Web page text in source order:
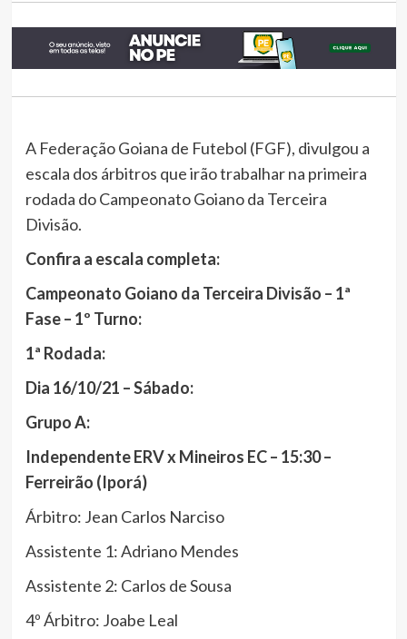
A Federação Goiana de Futebol (FGF), divulgou a
escala dos árbitros que irão trabalhar na primeira
rodada do Campeonato Goiano da Terceira
Divisão.
Confira a escala completa:
Campeonato Goiano da Terceira Divisão – 1ª
Fase – 1º Turno:
1ª Rodada:
Dia 16/10/21 – Sábado:
Grupo A:
Independente ERV x Mineiros EC – 15:30 –
Ferreirão (Iporá)
Árbitro: Jean Carlos Narciso
Assistente 1: Adriano Mendes
Assistente 2: Carlos de Sousa
4º Árbitro: Joabe Leal